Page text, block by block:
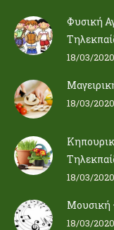
Φυσική
18/03/2020
18/03/2020
18/03/2020
Μουσική
18/03/2020